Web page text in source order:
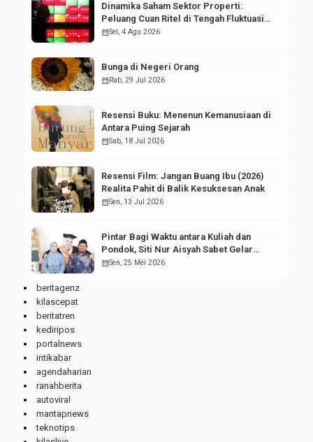
Dinamika Saham Sektor Properti:
Peluang Cuan Ritel di Tengah Fluktuasi
Pasar Modal
calendar_monthSel, 4 Agu 2026
Bunga di Negeri Orang
calendar_monthRab, 29 Jul 2026
Resensi Buku: Menenun Kemanusiaan di
Antara Puing Sejarah
calendar_monthSab, 18 Jul 2026
Resensi Film: Jangan Buang Ibu (2026)
Realita Pahit di Balik Kesuksesan Anak
calendar_monthSen, 13 Jul 2026
Pintar Bagi Waktu antara Kuliah dan
Pondok, Siti Nur Aisyah Sabet Gelar
Wisudawan Terbaik
calendar_monthSen, 25 Mei 2026
beritagenz
kilascepat
beritatren
kediripos
portalnews
intikabar
agendaharian
ranahberita
autoviral
mantapnews
teknotips